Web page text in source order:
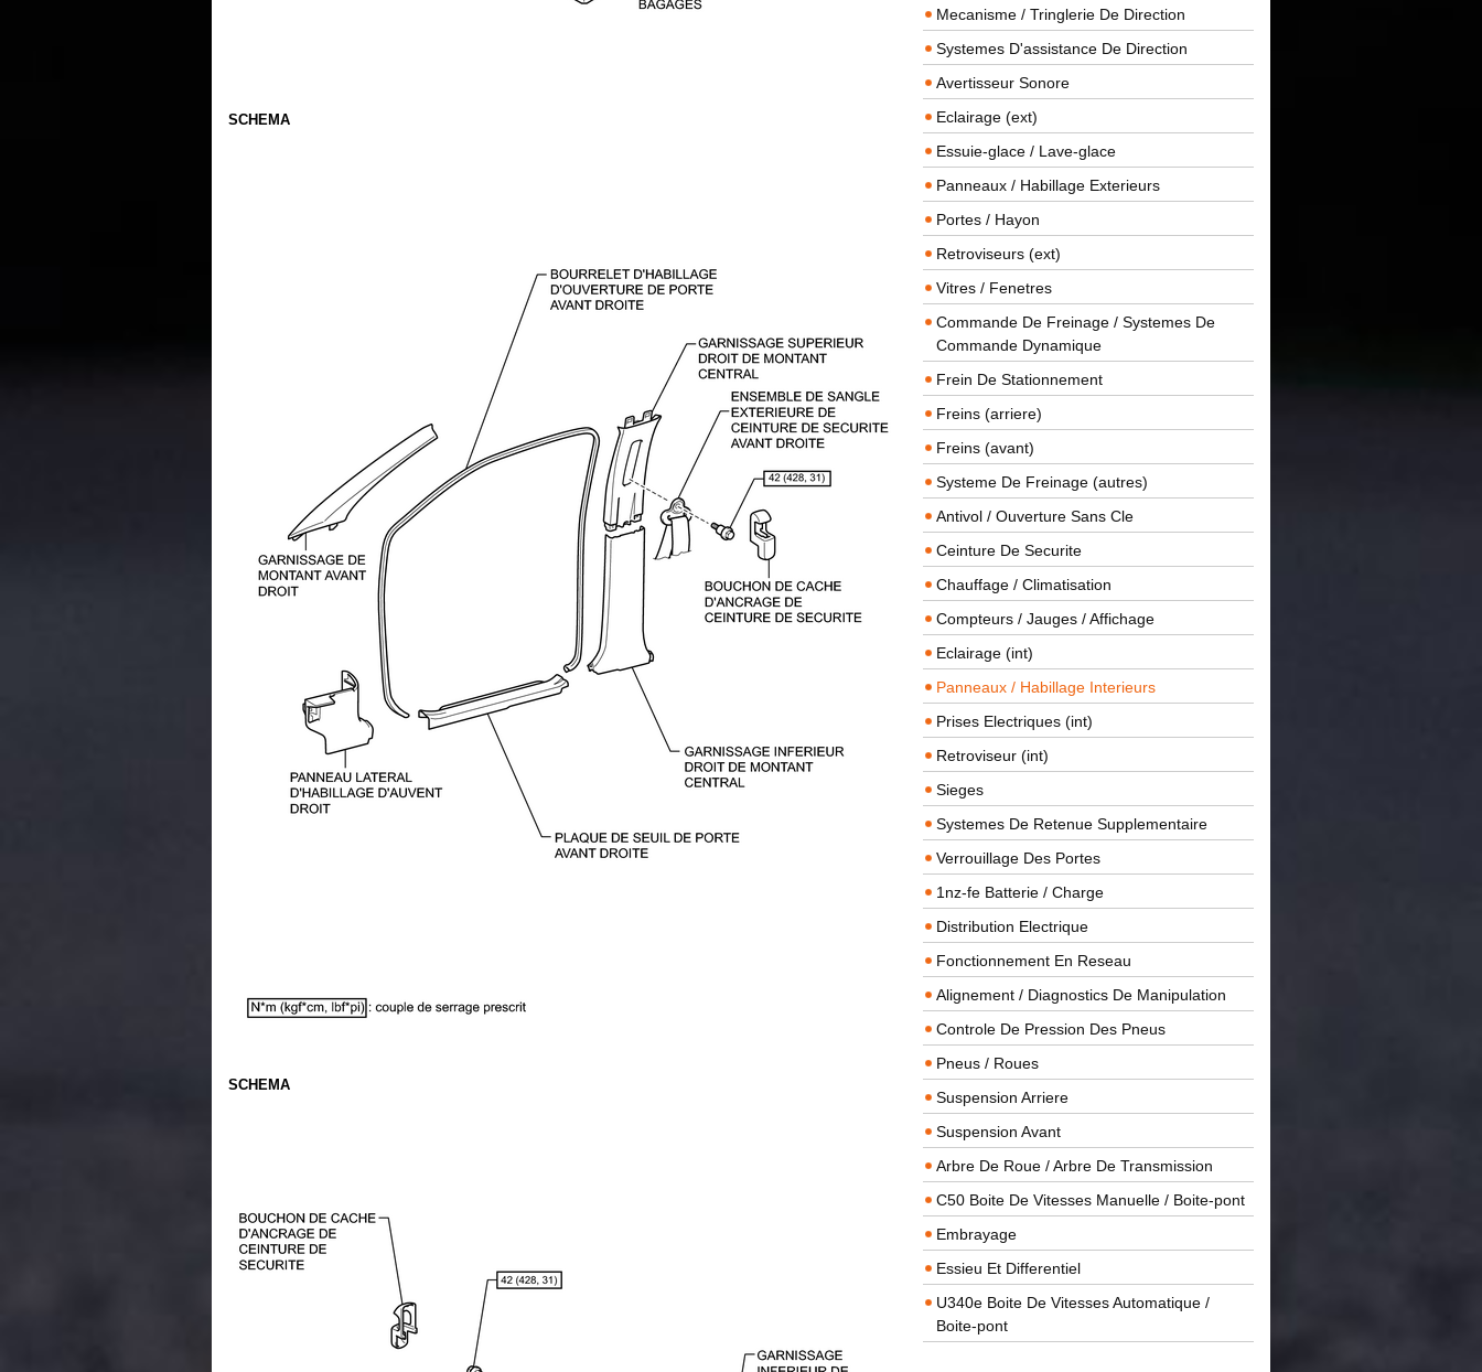
SCHEMA
SCHEMA
Mecanisme / Tringlerie De Direction
Systemes D'assistance De Direction
Avertisseur Sonore
Eclairage (ext)
Essuie-glace / Lave-glace
Panneaux / Habillage Exterieurs
Portes / Hayon
Retroviseurs (ext)
Vitres / Fenetres
Commande De Freinage / Systemes De
Commande Dynamique
Frein De Stationnement
Freins (arriere)
Freins (avant)
Systeme De Freinage (autres)
Antivol / Ouverture Sans Cle
Ceinture De Securite
Chauffage / Climatisation
Compteurs / Jauges / Affichage
Eclairage (int)
Panneaux / Habillage Interieurs
Prises Electriques (int)
Retroviseur (int)
Sieges
Systemes De Retenue Supplementaire
Verrouillage Des Portes
1nz-fe Batterie / Charge
Distribution Electrique
Fonctionnement En Reseau
Alignement / Diagnostics De Manipulation
Controle De Pression Des Pneus
Pneus / Roues
Suspension Arriere
Suspension Avant
Arbre De Roue / Arbre De Transmission
C50 Boite De Vitesses Manuelle / Boite-pont
Embrayage
Essieu Et Differentiel
U340e Boite De Vitesses Automatique /
Boite-pont